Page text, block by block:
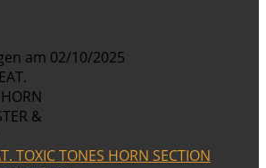
am 02/10/2025
TOXIC TONES HORN SECTION